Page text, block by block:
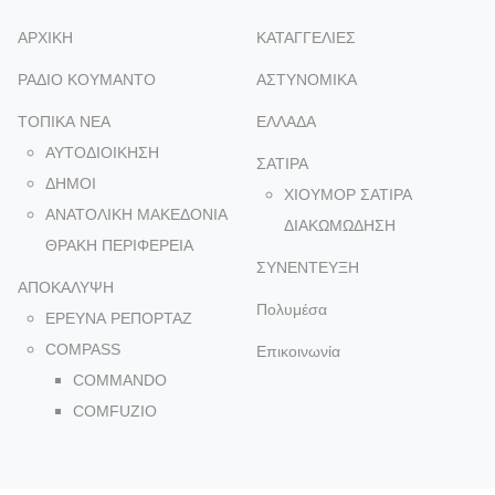
ΑΡΧΙΚΗ
ΡΑΔΙΟ ΚΟΥΜΑΝΤΟ
ΤΟΠΙΚΑ NEA
ΑΥΤΟΔΙΟΙΚΗΣΗ
ΔΗΜΟΙ
ΑΝΑΤΟΛΙΚΗ ΜΑΚΕΔΟΝΙΑ
ΘΡΑΚΗ ΠΕΡΙΦΕΡΕΙΑ
ΑΠΟΚΑΛΥΨΗ
ΕΡΕΥΝΑ ΡΕΠΟΡΤΑΖ
COMPASS
COMMANDO
COMFUZIO
ΚΑΤΑΓΓΕΛΙΕΣ
ΑΣΤΥΝΟΜΙΚΑ
ΕΛΛΑΔΑ
ΣΑΤΙΡΑ
ΧΙΟΥΜΟΡ ΣΑΤΙΡΑ
ΔΙΑΚΩΜΩΔΗΣΗ
ΣΥΝΕΝΤΕΥΞΗ
Πολυμέσα
Επικοινωνία